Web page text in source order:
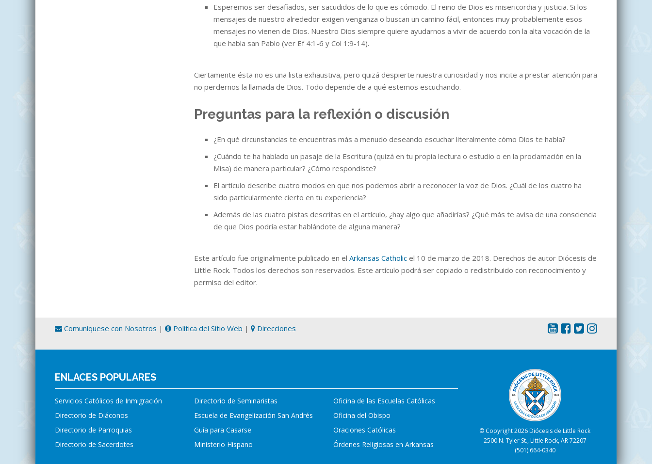
Esperemos ser desafiados, ser sacudidos de lo que es cómodo. El reino de Dios es misericordia y justicia. Si los
mensajes de nuestro alrededor exigen venganza o buscan un camino fácil, entonces muy probablemente esos
mensajes no vienen de Dios. Nuestro Dios siempre quiere ayudarnos a vivir de acuerdo con la alta vocación de la
que habla san Pablo (ver Ef 4:1-6 y Col 1:9-14).
Ciertamente ésta no es una lista exhaustiva, pero quizá despierte nuestra curiosidad y nos incite a prestar atención para
no perdernos la llamada de Dios. Todo depende de a qué estemos escuchando.
Preguntas para la reflexión o discusión
¿En qué circunstancias te encuentras más a menudo deseando escuchar literalmente cómo Dios te habla?
¿Cuándo te ha hablado un pasaje de la Escritura (quizá en tu propia lectura o estudio o en la proclamación en la
Misa) de manera particular? ¿Cómo respondiste?
El artículo describe cuatro modos en que nos podemos abrir a reconocer la voz de Dios. ¿Cuál de los cuatro ha
sido particularmente cierto en tu experiencia?
Además de las cuatro pistas descritas en el artículo, ¿hay algo que añadirías? ¿Qué más te avisa de una consciencia
de que Dios podría estar hablándote de alguna manera?
Este artículo fue originalmente publicado en el Arkansas Catholic el 10 de marzo de 2018. Derechos de autor Diócesis de
Little Rock. Todos los derechos son reservados. Este artículo podrá ser copiado o redistribuido con reconocimiento y
permiso del editor.
Comuníquese con Nosotros | Política del Sitio Web | Direcciones
ENLACES POPULARES
Servicios Católicos de Inmigración
Directorio de Diáconos
Directorio de Parroquias
Directorio de Sacerdotes
Directorio de Seminaristas
Escuela de Evangelización San Andrés
Guía para Casarse
Ministerio Hispano
Oficina de las Escuelas Católicas
Oficina del Obispo
Oraciones Católicas
Órdenes Religiosas en Arkansas
© Copyright 2026 Diócesis de Little Rock
2500 N. Tyler St., Little Rock, AR 72207
(501) 664-0340